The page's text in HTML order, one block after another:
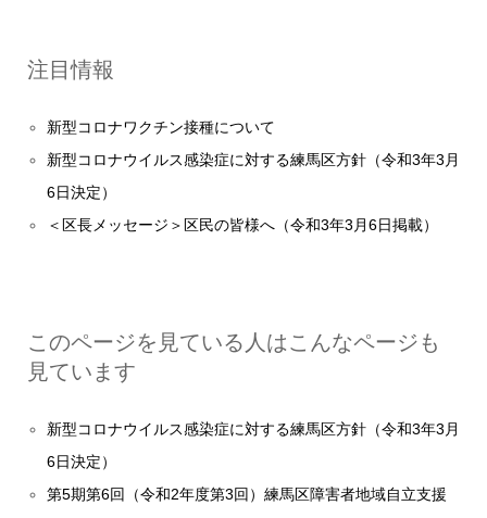
注目情報
新型コロナワクチン接種について
新型コロナウイルス感染症に対する練馬区方針（令和3年3月
6日決定）
＜区長メッセージ＞区民の皆様へ（令和3年3月6日掲載）
このページを見ている人はこんなページも
見ています
新型コロナウイルス感染症に対する練馬区方針（令和3年3月
6日決定）
第5期第6回（令和2年度第3回）練馬区障害者地域自立支援